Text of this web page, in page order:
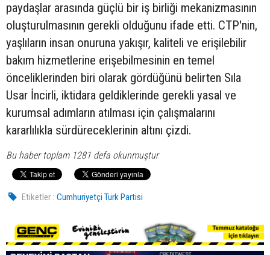
paydaşlar arasında güçlü bir iş birliği mekanizmasının
oluşturulmasının gerekli olduğunu ifade etti. CTP'nin,
yaşlıların insan onuruna yakışır, kaliteli ve erişilebilir
bakım hizmetlerine erişebilmesinin en temel
önceliklerinden biri olarak gördüğünü belirten Sıla
Usar İncirli, iktidara geldiklerinde gerekli yasal ve
kurumsal adımların atılması için çalışmalarını
kararlılıkla sürdüreceklerinin altını çizdi.
Bu haber toplam 1281 defa okunmuştur
Etiketler : Cumhuriyetçi Türk Partisi